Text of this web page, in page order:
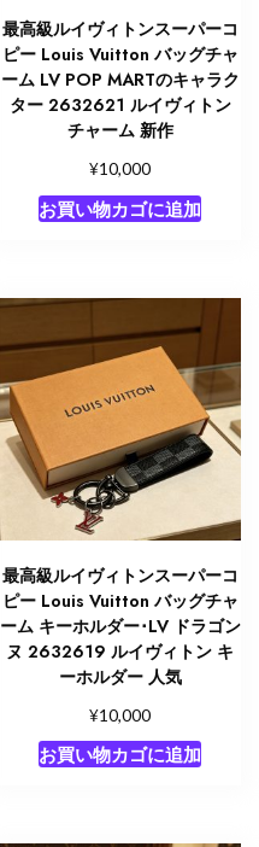
最高級ルイヴィトンスーパーコ
ピー Louis Vuitton バッグチャ
ーム LV POP MARTのキャラク
ター 2632621 ルイヴィトン
チャーム 新作
¥10,000
お買い物カゴに追加
最高級ルイヴィトンスーパーコ
ピー Louis Vuitton バッグチャ
ーム キーホルダー･LV ドラゴン
ヌ 2632619 ルイヴィトン キ
ーホルダー 人気
¥10,000
お買い物カゴに追加